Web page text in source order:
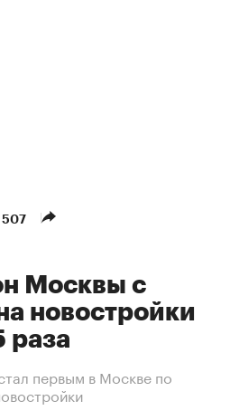
507
Москвы с
новостройки
раза
первым в Москве по